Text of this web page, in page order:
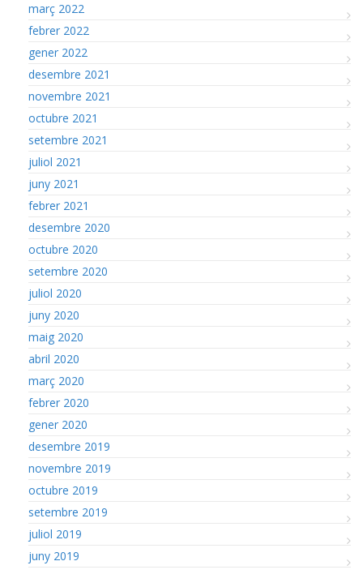
març 2022
febrer 2022
gener 2022
desembre 2021
novembre 2021
octubre 2021
setembre 2021
juliol 2021
juny 2021
febrer 2021
desembre 2020
octubre 2020
setembre 2020
juliol 2020
juny 2020
maig 2020
abril 2020
març 2020
febrer 2020
gener 2020
desembre 2019
novembre 2019
octubre 2019
setembre 2019
juliol 2019
juny 2019